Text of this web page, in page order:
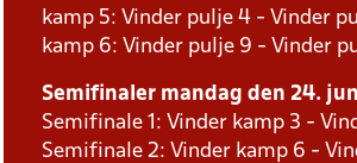
kamp 5: Vinder pulje 4 - Vinder
kamp 6: Vinder pulje 9 - Vinder
Semifinaler mandag den 24.
Semifinale 1: Vinder kamp 3 -
Semifinale 2: Vinder kamp 6 -